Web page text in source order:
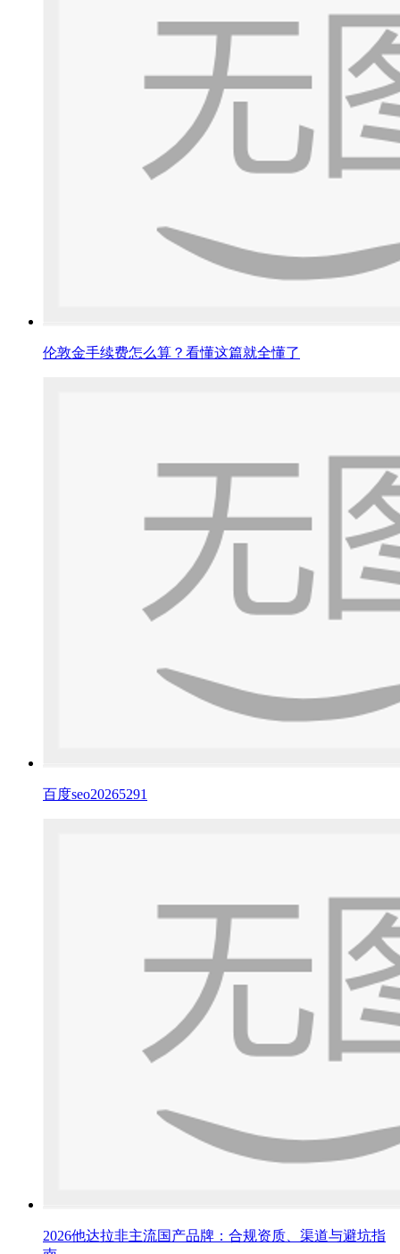
伦敦金手续费怎么算？看懂这篇就全懂了
百度seo20265291
2026他达拉非主流国产品牌：合规资质、渠道与避坑指